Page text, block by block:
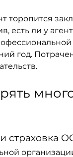
торопится
есть ли у
год.
страховка